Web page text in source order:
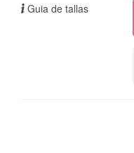
Guia de tallas